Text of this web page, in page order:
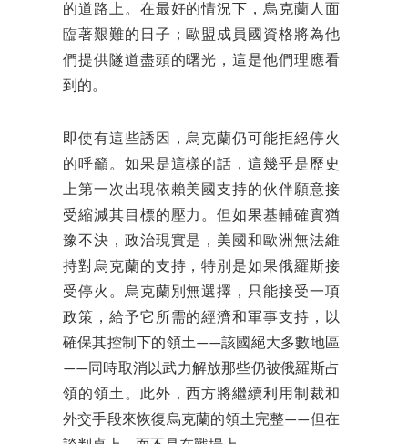
的道路上。在最好的情況下，烏克蘭人面
臨著艱難的日子；歐盟成員國資格將為他
們提供隧道盡頭的曙光，這是他們理應看
到的。
即使有這些誘因，烏克蘭仍可能拒絕停火
的呼籲。如果是這樣的話，這幾乎是歷史
上第一次出現依賴美國支持的伙伴願意接
受縮減其目標的壓力。但如果基輔確實猶
豫不決，政治現實是，美國和歐洲無法維
持對烏克蘭的支持，特別是如果俄羅斯接
受停火。烏克蘭別無選擇，只能接受一項
政策，給予它所需的經濟和軍事支持，以
確保其控制下的領土——該國絕大多數地區
——同時取消以武力解放那些仍被俄羅斯占
領的領土。此外，西方將繼續利用制裁和
外交手段來恢復烏克蘭的領土完整——但在